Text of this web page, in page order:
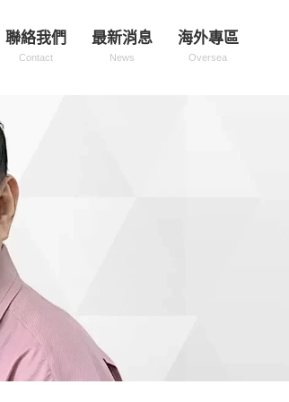
聯絡我們
Contact
最新消息
News
海外專區
Oversea